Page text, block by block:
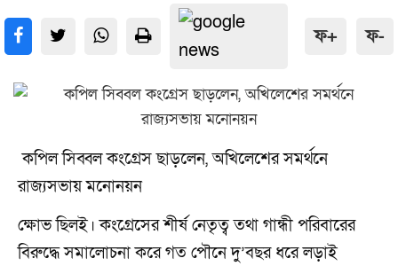
ফ+ ফ-
কপিল সিব্বল কংগ্রেস ছাড়লেন, অখিলেশের সমর্থনে
রাজ্যসভায় মনোনয়ন
ক্ষোভ ছিলই। কংগ্রেসের শীর্ষ নেতৃত্ব তথা গান্ধী পরিবারের
বিরুদ্ধে সমালোচনা করে গত পৌনে দু’বছর ধরে লড়াই